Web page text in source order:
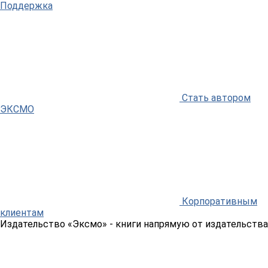
Поддержка
Стать автором
ЭКСМО
Корпоративным
клиентам
Издательство «Эксмо» - книги напрямую от издательства